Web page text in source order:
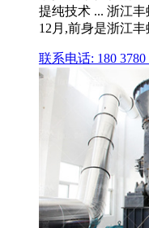
提纯技术 ... 浙江
12月,前身是浙江
联系电话: 180 3780